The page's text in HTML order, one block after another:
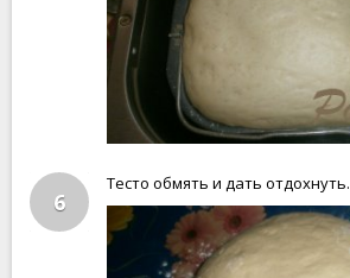
6
Тесто обмять и дать отдохнуть.